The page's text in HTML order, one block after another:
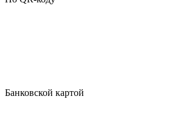
Банковской картой